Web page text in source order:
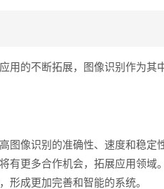
用的不断拓展，图像识别作为其
图像识别的准确性、速度和稳定性
有更多合作机会，拓展应用领域。
形成更加完善和智能的系统。